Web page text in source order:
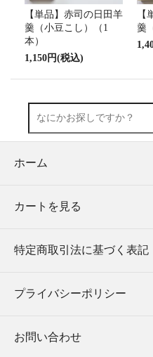
【単品】赤司の日田羊
羹（小豆こし）（1
本）
1,150円(税込)
羹
ホーム
カートを見る
特定商取引法に基づく表記
プライバシーポリシー
お問い合わせ